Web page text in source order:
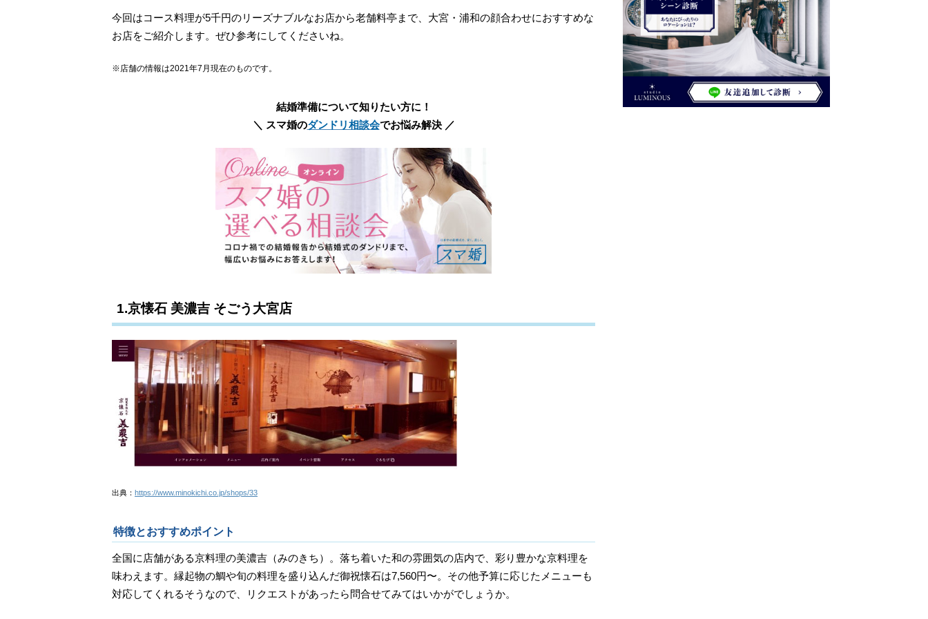
今回はコース料理が5千円のリーズナブルなお店から老舗料亭まで、大宮・浦和の顔合わせにおすすめな
お店をご紹介します。ぜひ参考にしてくださいね。
※店舗の情報は2021年7月現在のものです。
結婚準備について知りたい方に！
＼ スマ婚のダンドリ相談会でお悩み解決 ／
1.京懐石 美濃吉 そごう大宮店
出典： https://www.minokichi.co.jp/shops/33
特徴とおすすめポイント
全国に店舗がある京料理の美濃吉（みのきち）。落ち着いた和の雰囲気の店内で、彩り豊かな京料理を
味わえます。縁起物の鯛や旬の料理を盛り込んだ御祝懐石は7,560円〜。その他予算に応じたメニューも
対応してくれるそうなので、リクエストがあったら問合せてみてはいかがでしょうか。